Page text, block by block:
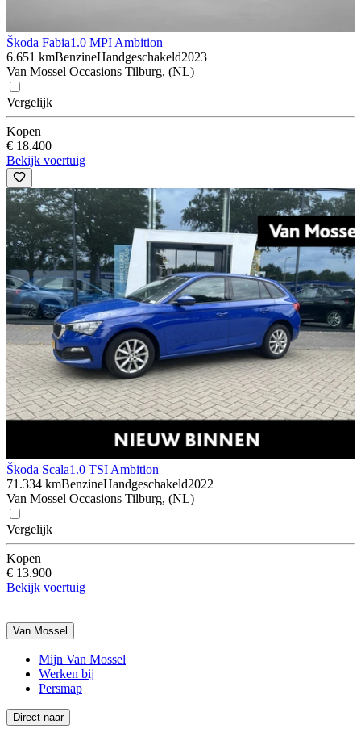
Škoda Fabia1.0 MPI Ambition
6.651 kmBenzineHandgeschakeld2023
Van Mossel Occasions Tilburg, (NL)
Vergelijk
Kopen
€ 18.400
Bekijk voertuig
Škoda Scala1.0 TSI Ambition
71.334 kmBenzineHandgeschakeld2022
Van Mossel Occasions Tilburg, (NL)
Vergelijk
Kopen
€ 13.900
Bekijk voertuig
Van Mossel
Mijn Van Mossel
Werken bij
Persmap
Direct naar